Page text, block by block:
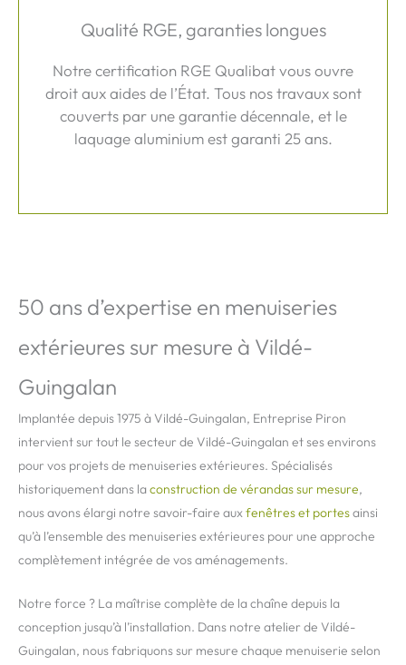
Qualité RGE, garanties longues
Notre certification RGE Qualibat vous ouvre
droit aux aides de l’État. Tous nos travaux sont
couverts par une garantie décennale, et le
laquage aluminium est garanti 25 ans.
50 ans d’expertise en menuiseries
extérieures sur mesure à Vildé-
Guingalan
Implantée depuis 1975 à Vildé-Guingalan, Entreprise Piron
intervient sur tout le secteur de Vildé-Guingalan et ses environs
pour vos projets de menuiseries extérieures. Spécialisés
historiquement dans laconstruction de vérandas sur mesure,
nous avons élargi notre savoir-faire auxfenêtres et portesainsi
qu’à l’ensemble des menuiseries extérieures pour une approche
complètement intégrée de vos aménagements.
Notre force ? La maîtrise complète de la chaîne depuis la
conception jusqu’à l’installation. Dans notre atelier de Vildé-
Guingalan, nous fabriquons sur mesure chaque menuiserie selon